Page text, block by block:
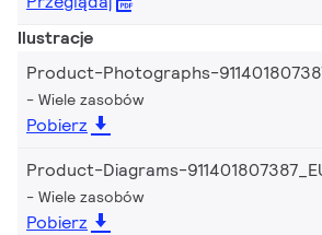
Ilustracje
Product-Photographs-
Wiele zasobów
Pobierz
Product-Diagrams-
Wiele zasobów
Pobierz